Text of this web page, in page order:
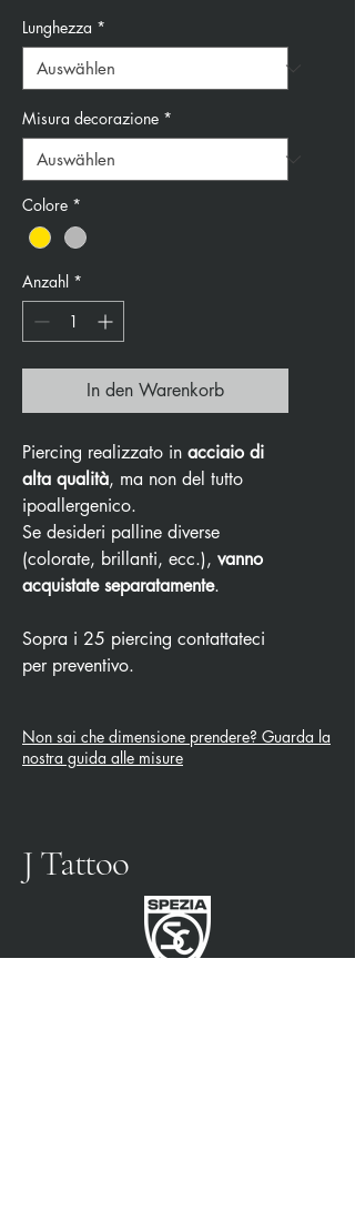
Lunghezza *
Misura decorazione *
Colore *
Anzahl *
In den Warenkorb
Piercing realizzato in acciaio di
alta qualità, ma non del tutto
ipoallergenico.
Se desideri palline diverse
(colorate, brillanti, ecc.), vanno
acquistate separatamente.
Sopra i 25 piercing contattateci
per preventivo.
Non sai che dimensione prendere? Guarda la
nostra guida alle misure
J Tattoo